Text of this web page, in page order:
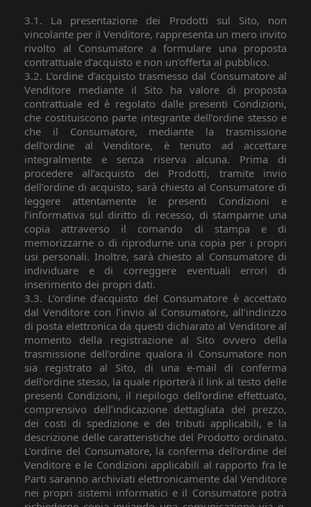
3.1. La presentazione dei Prodotti sul Sito, non
vincolante per il Venditore, rappresenta un mero invito
rivolto al Consumatore a formulare una proposta
contrattuale d’acquisto e non un’offerta al pubblico.
3.2. L’ordine d’acquisto trasmesso dal Consumatore al
Venditore mediante il Sito ha valore di proposta
contrattuale ed è regolato dalle presenti Condizioni,
che costituiscono parte integrante dell’ordine stesso e
che il Consumatore, mediante la trasmissione
dell’ordine al Venditore, è tenuto ad accettare
integralmente e senza riserva alcuna. Prima di
procedere all’acquisto dei Prodotti, tramite invio
dell’ordine di acquisto, sarà chiesto al Consumatore di
leggere attentamente le presenti Condizioni e
l’informativa sul diritto di recesso, di stamparne una
copia attraverso il comando di stampa e di
memorizzarne o di riprodurne una copia per i propri
usi personali. Inoltre, sarà chiesto al Consumatore di
individuare e di correggere eventuali errori di
inserimento dei propri dati.
3.3. L’ordine d’acquisto del Consumatore è accettato
dal Venditore con l’invio al Consumatore, all’indirizzo
di posta elettronica da questi dichiarato al Venditore al
momento della registrazione al Sito ovvero della
trasmissione dell’ordine qualora il Consumatore non
sia registrato al Sito, di una e-mail di conferma
dell’ordine stesso, la quale riporterà il link al testo delle
presenti Condizioni, il riepilogo dell’ordine effettuato,
comprensivo dell’indicazione dettagliata del prezzo,
dei costi di spedizione e dei tributi applicabili, e la
descrizione delle caratteristiche del Prodotto ordinato.
L’ordine del Consumatore, la conferma dell’ordine del
Venditore e le Condizioni applicabili al rapporto fra le
Parti saranno archiviati elettronicamente dal Venditore
nei propri sistemi informatici e il Consumatore potrà